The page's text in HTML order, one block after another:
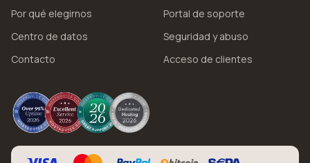
Por qué elegirnos
Centro de datos
Contacto
Portal de soporte
Seguridad y abuso
Acceso de clientes